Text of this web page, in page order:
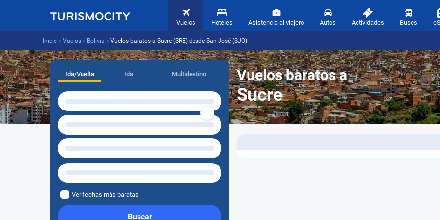
Vuelos Hoteles Asistencia al viajero Autos Actividades Buses
Inicio Vuelos Bolivia Vuelos baratos a Sucre (SRE) desde San José (SJO)
Vuelos baratos a
Sucre
Ida/Vuelta Ida Multidestino
Ver fechas más baratas
Buscar